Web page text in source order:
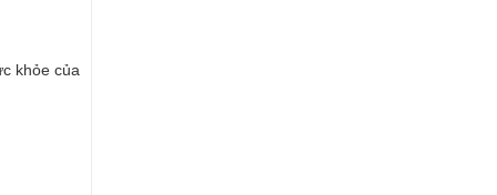
khỏe của